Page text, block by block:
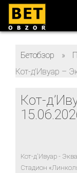
Бетобзор »
Кот-д’Ивуар –
Кот-
Кот-д'Ивуар -
Стадион